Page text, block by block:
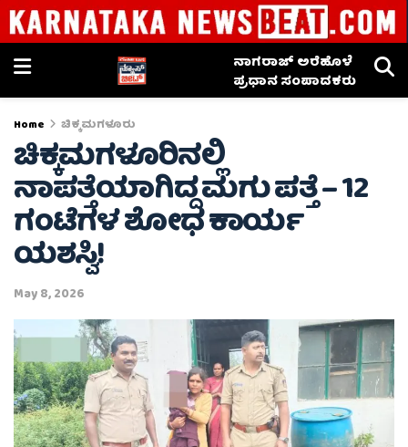
ನಾಗರಾಜ್ ಅರೆಹೊಳೆ
ಪ್ರಧಾನ ಸಂಪಾದಕರು
Home ಚಿಕ್ಕಮಗಳೂರು
ಚಿಕ್ಕಮಗಳೂರಿನಲ್ಲಿ
ನಾಪತ್ತೆಯಾಗಿದ್ದ ಮಗು ಪತ್ತೆ – 12
ಗಂಟೆಗಳ ಶೋಧ ಕಾರ್ಯ
ಯಶಸ್ವಿ!
May 8, 2026